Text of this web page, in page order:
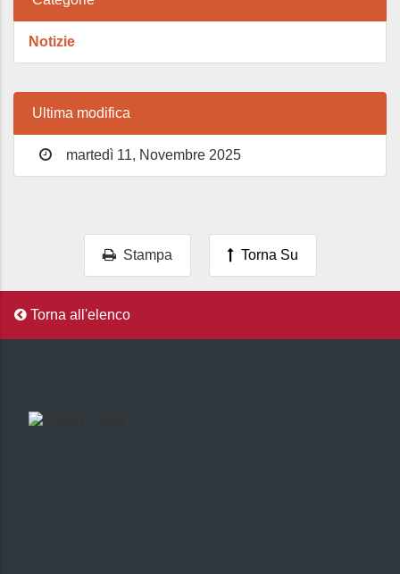
Notizie
Ultima modifica
martedì 11, Novembre 2025
Stampa Torna Su
Torna all'elenco